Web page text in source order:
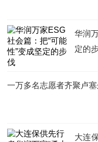
华润
定的
一万多名志愿者齐聚卢
大连